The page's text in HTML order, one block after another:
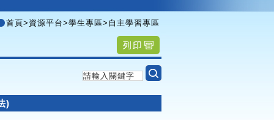
首頁> 資源平台>學生專區> 自主學習專區
)